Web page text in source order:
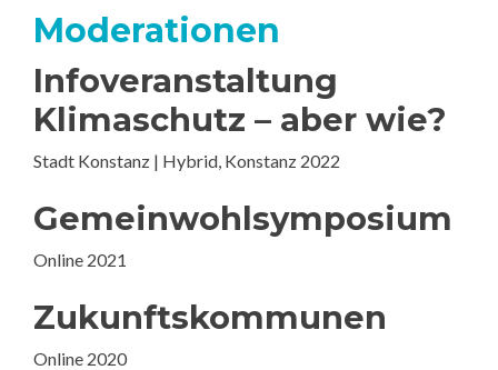
Moderationen
Infoveranstaltung
Klimaschutz – aber wie?
Stadt Konstanz | Hybrid, Konstanz 2022
Gemeinwohlsymposium
Online 2021
Zukunftskommunen
Online 2020